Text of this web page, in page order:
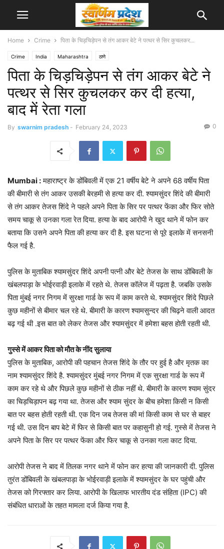
Home Crime पिता के चिड़चिड़ेपन से तंग आकर बेटे ने पत्थर से सिर कुचलकर...
Crime India Maharashtra ठाणे
पिता के चिड़चिड़ेपन से तंग आकर बेटे ने
पत्थर से सिर कुचलकर कर दी हत्या,
बाद में रेता गला
By swarnim pradesh - February 24, 2023 0
Mumbai :महाराष्ट्र के डोंबिवली में एक 21 वर्षीय बेटे ने अपने 68 वर्षीय पिता
की बीमारी से तंग आकर उसकी बेरहमी से हत्या कर दी. श्यामसुंदर शिंदे की बीमारी
से तंग आकर तेजस शिंदे ने पहले अपने पिता के सिर पर पत्थर फेंका और फिर सोते
समय चाकू से उनका गला रेत दिया. हत्या के बाद आरोपी ने खुद थाने में फोन कर
बताया कि उसने अपने पिता की हत्या कर दी है. इस घटना से पूरे इलाके में सनसनी
फैल गई है.
पुलिस के मुताबिक श्यामसुंदर शिंदे अपनी पत्नी और बेटे तेजस के साथ डोंबिवली के
खंबलपाड़ा के भोईरवाड़ी इलाके में रहते थे. तेजस कॉलेज में पढ़ता है. जबकि उसके
पिता मुंबई नगर निगम में सुरक्षा गार्ड के रूप में काम करते थे. श्यामसुंदर शिंदे पिछले
कुछ महीनों से बीमार चल रहे थे. बीमारी के कारण श्यामसुन्दर की चिढ़ने वाली आदत
बढ़ गई थी .इस बात को लेकर तेजस और श्यामसुंदर में हमेशा बहस होती रहती थी.
गुस्से में आकर पिता को मौत के नींद सुलाया
पुलिस के मुताबिक, आरोपी की पहचान तेजस शिंदे के तौर पर हुई है और मृतक का
नाम श्यामसुंदर शिंदे है. श्यामसुंदर मुंबई नगर निगम में एक सुरक्षा गार्ड के रूप में
काम कर रहे थे और पिछले कुछ महीनों से ठीक नहीं थे. बीमारी के कारण श्याम सुंदर
का चिड़चिड़ापन बढ़ गया था. तेजस और श्याम सुंदर के बीच हमेशा किसी न किसी
बात पर बहस होती रहती थी. एक दिन जब तेजस की मां किसी काम से घर से बाहर
गई थी. उस दिन बाप बेटे में फिर से किसी बात पर कहासुनी हो गई. गुस्से में तेजस ने
अपने पिता के सिर पर पत्थर फेंका और फिर चाकू से उनका गला काट दिया.
आरोपी तेजस ने बाद में तिलक नगर थाने में फोन कर हत्या की जानकारी दी. पुलिस
तुरंत डोंबिवली के खंबलपाड़ा के भोईरवाड़ी इलाके में श्यामसुंदर के घर पहुंची और
तेजस को गिरफ्तार कर लिया. आरोपी के खिलाफ भारतीय दंड संहिता (IPC) की
संबंधित धाराओं के तहत मामला दर्ज किया गया है.